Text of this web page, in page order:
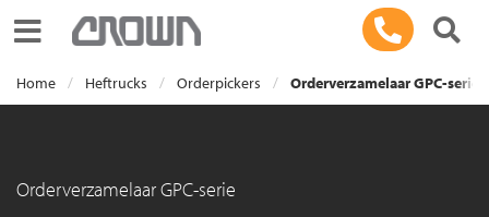
Toggle navigation
Home Heftrucks Orderpickers Orderverzamelaar GPC-serie
Orderverzamelaar GPC-serie